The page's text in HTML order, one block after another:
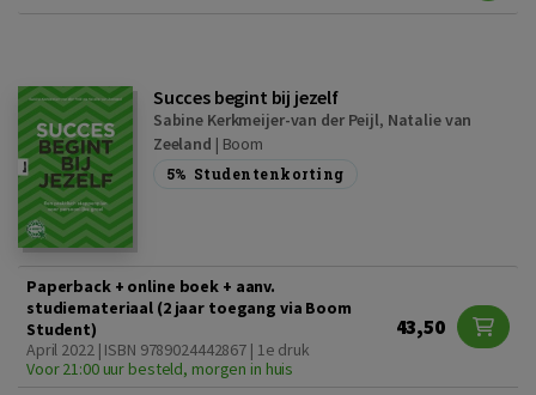
Succes begint bij jezelf
Sabine Kerkmeijer-van der Peijl, Natalie van
Zeeland | Boom
5% Studentenkorting
Paperback + online boek + aanv.
studiemateriaal (2 jaar toegang via Boom
Student)
April 2022 | ISBN 9789024442867 | 1e druk
Voor 21:00 uur besteld, morgen in huis
43,50